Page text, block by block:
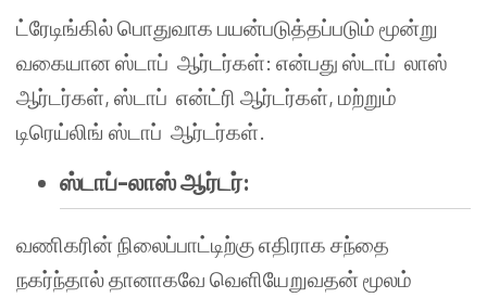
ட்ரேடிங்கில் பொதுவாக பயன்படுத்தப்படும் மூன்று
வகையான ஸ்டாப் ஆர்டர்கள்: என்பது ஸ்டாப் லாஸ்
ஆர்டர்கள், ஸ்டாப் என்ட்ரி ஆர்டர்கள், மற்றும்
டிரெய்லிங் ஸ்டாப் ஆர்டர்கள்.
ஸ்டாப்-லாஸ் ஆர்டர்:
வணிகரின் நிலைப்பாட்டிற்கு எதிராக சந்தை
நகர்ந்தால் தானாகவே வெளியேறுவதன் மூலம்